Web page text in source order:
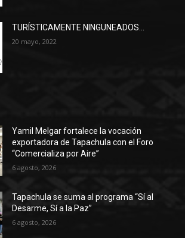
TURÍSTICAMENTE NINGUNEADOS…
20 mayo, 2022
Yamil Melgar fortalece la vocación
exportadora de Tapachula con el Foro
“Comercializa por Aire”
6 agosto, 2026
Tapachula se suma al programa “Sí al
Desarme, Sí a la Paz”
6 agosto, 2026